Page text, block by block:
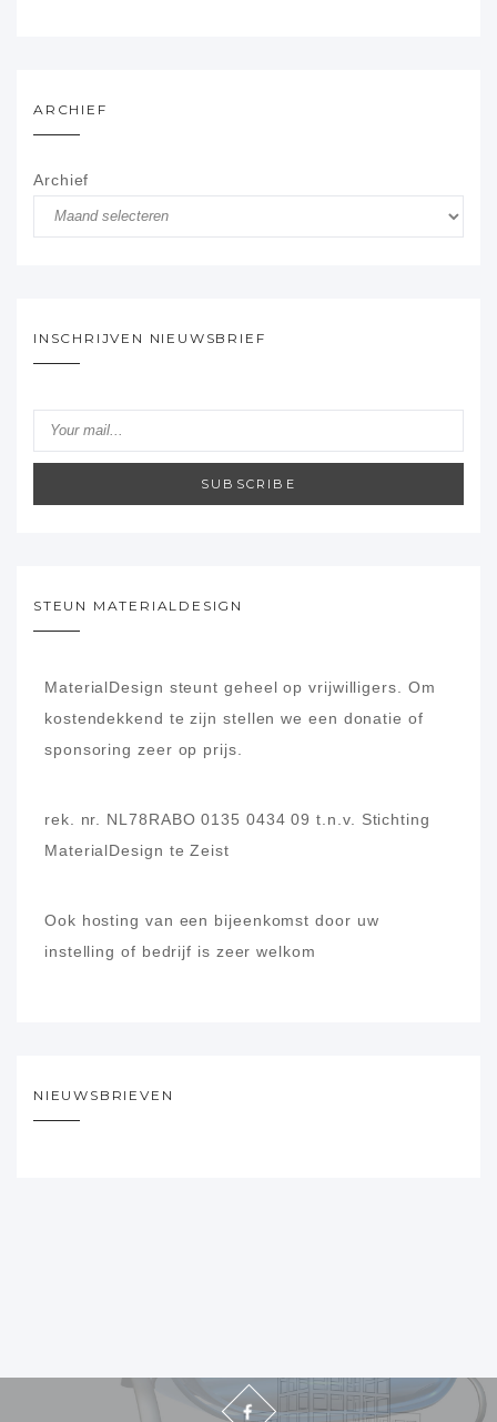
ARCHIEF
Archief
INSCHRIJVEN NIEUWSBRIEF
SUBSCRIBE
STEUN MATERIALDESIGN
MaterialDesign steunt geheel op vrijwilligers.
Om
kostendekkend te zijn stellen we een donatie of
sponsoring zeer op prijs.
rek. nr. NL78RABO 0135 0434 09 t.n.v. Stichting
MaterialDesign te Zeist
Ook hosting van een bijeenkomst door uw
instelling of bedrijf is zeer welkom
NIEUWSBRIEVEN